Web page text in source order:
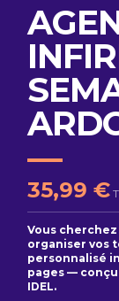
35,99 €
Vous
organiser vos
personnalisé
pages —
IDEL.